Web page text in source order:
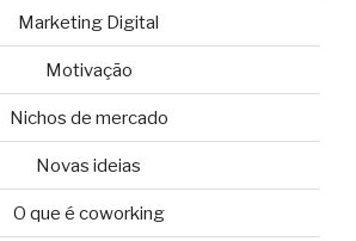
Marketing Digital
Motivação
Nichos de mercado
Novas ideias
O que é coworking